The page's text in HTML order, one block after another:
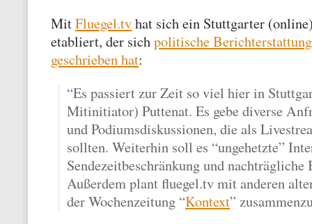
MitFluegel.tvhat sich ein Stuttgarter
etabliert, der sichpolitische
geschrieben hat:
“Es passiert zur Zeit so viel hier in
Mitinitiator) Puttenat. Es gebe diverse
und Podiumsdiskussionen, die als
sollten. Weiterhin soll es “ungehetzte”
Sendezeitbeschränkung und nachträgliche
Außerdem plant fluegel.tv mit anderen
der Wochenzeitung “Kontext”